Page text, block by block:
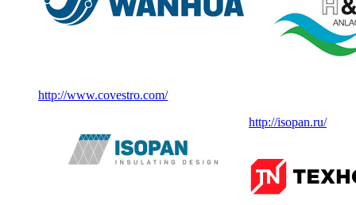
http://www.covestro.com/
http://isopan.ru/